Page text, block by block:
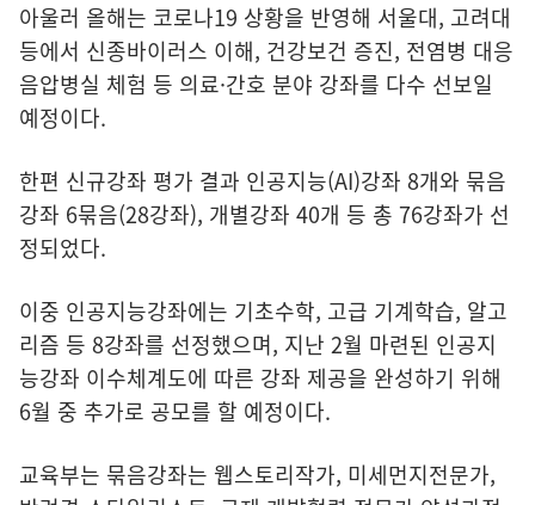
아울러 올해는 코로나19 상황을 반영해 서울대, 고려대
등에서 신종바이러스 이해, 건강보건 증진, 전염병 대응
음압병실 체험 등 의료·간호 분야 강좌를 다수 선보일
예정이다.
한편 신규강좌 평가 결과 인공지능(AI)강좌 8개와 묶음
강좌 6묶음(28강좌), 개별강좌 40개 등 총 76강좌가 선
정되었다.
이중 인공지능강좌에는 기초수학, 고급 기계학습, 알고
리즘 등 8강좌를 선정했으며, 지난 2월 마련된 인공지
능강좌 이수체계도에 따른 강좌 제공을 완성하기 위해
6월 중 추가로 공모를 할 예정이다.
교육부는 묶음강좌는 웹스토리작가, 미세먼지전문가,